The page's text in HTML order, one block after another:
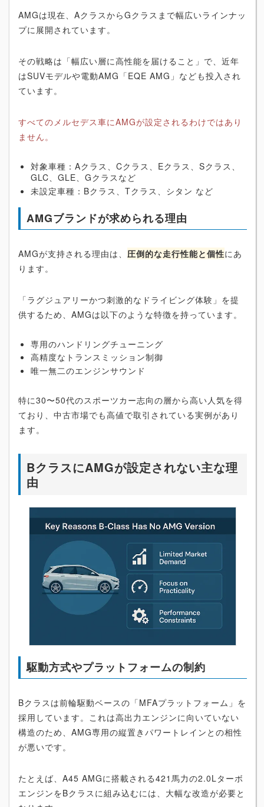
AMGは現在、AクラスからGクラスまで幅広いラインナッ
プに展開されています。
その戦略は「幅広い層に高性能を届けること」で、近年
はSUVモデルや電動AMG「EQE AMG」なども投入され
ています。
すべてのメルセデス車にAMGが設定されるわけではあり
ません。
対象車種：Aクラス、Cクラス、Eクラス、Sクラス、
GLC、GLE、Gクラスなど
未設定車種：Bクラス、Tクラス、シタン など
AMGブランドが求められる理由
AMGが支持される理由は、 圧倒的な走行性能と個性にあ
ります。
「ラグジュアリーかつ刺激的なドライビング体験」を提
供するため、AMGは以下のような特徴を持っています。
専用のハンドリングチューニング
高精度なトランスミッション制御
唯一無二のエンジンサウンド
特に30〜50代のスポーツカー志向の層から高い人気を得
ており、中古市場でも高値で取引されている実例があり
ます。
BクラスにAMGが設定されない主な理
由
駆動方式やプラットフォームの制約
Bクラスは前輪駆動ベースの「MFAプラットフォーム」を
採用しています。これは高出力エンジンに向いていない
構造のため、AMG専用の縦置きパワートレインとの相性
が悪いです。
たとえば、A45 AMGに搭載される421馬力の2.0Lターボ
エンジンをBクラスに組み込むには、大幅な改造が必要と